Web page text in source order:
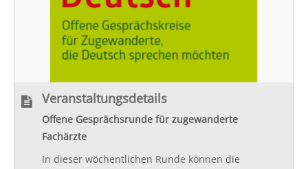
Veranstaltungsdetails
Offene Gesprächsrunde für zugewanderte
Fachärzte
In dieser wöchentlichen Runde können die